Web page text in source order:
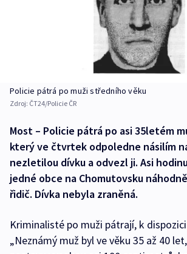
Policie pátrá po muži středního věku
Zdroj: ČT24/Policie ČR
Most – Policie pátrá po asi 35letém
který ve čtvrtek odpoledne násilím
nezletilou dívku a odvezl ji. Asi
jedné obce na Chomutovsku
řidič. Dívka nebyla zraněná.
Kriminalisté po muži pátrají, k
„Neznámý muž byl ve věku 35 až 40